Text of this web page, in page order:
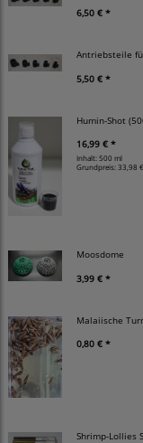
6,50 € *
Antriebsteile
5,50 € *
Humin-Shot
16,99 € *
Inhalt: 500 ml
Grundpreis:33,98
Moosdome
3,99 € *
Malaiische
0,80 € *
Shrimp-Lollies